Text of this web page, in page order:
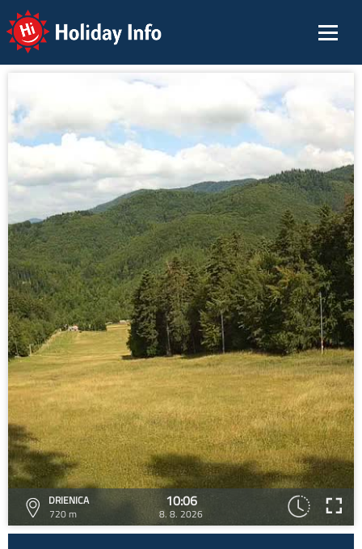
Holiday Info
DRIENICA
720 m
10:06
8. 8. 2026